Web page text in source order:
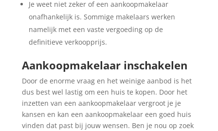
Je weet niet zeker of een aankoopmakelaar
onafhankelijk is. Sommige makelaars werken
namelijk met een vaste vergoeding op de
definitieve verkoopprijs.
Aankoopmakelaar inschakelen
Door de enorme vraag en het weinige aanbod is het
dus best wel lastig om een huis te kopen. Door het
inzetten van een aankoopmakelaar vergroot je je
kansen en kan een aankoopmakelaar een goed huis
vinden dat past bij jouw wensen. Ben je nou op zoek